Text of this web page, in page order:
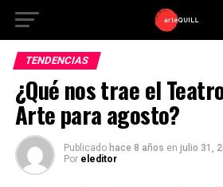
TENDENCIAS
¿Qué nos trae el
Arte para agosto?
Publicado hace 8 años en julio 31,
Por eleditor